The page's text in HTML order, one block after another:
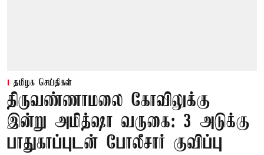
தமிழக செய்திகள்
திருவண்ணாமலை கோவிலுக்கு
இன்று அமித்ஷா வருகை: 3 அடுக்கு
பாதுகாப்புடன் போலீசார் குவிப்பு